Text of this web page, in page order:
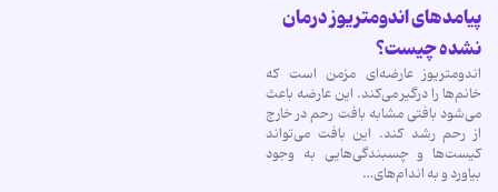
پیامدهای اندومتریوز درمان
نشده چیست؟
اندومتریوز عارضه‌ای مزمن است که
خانم‌ها را درگیر می‌کند. این عارضه باعث
می‌شود بافتی مشابه بافت رحم در خارج
از رحم رشد کند. این بافت می‌تواند
کیست‌ها و چسبندگی‌هایی به وجود
بیاورد و به اندام‌های…